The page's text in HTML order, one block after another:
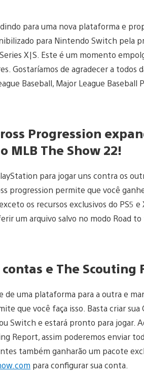
para uma nova plataforma e
para Nintendo Switch pela
X|S. Este é um momento
Gostaríamos de agradecer a todos
Baseball, Major League Baseball
Progression
The Show 22!
para jogar uns contra os
progression permite que você
os recursos exclusivos do PS5 e
um arquivo salvo no modo Road
e The Scouting
uma plataforma para a outra e
que você faça isso. Basta criar sua
Switch e estará pronto para jogar.
Report, assim poderemos enviar
também ganharão um pacote
para configurar sua conta.